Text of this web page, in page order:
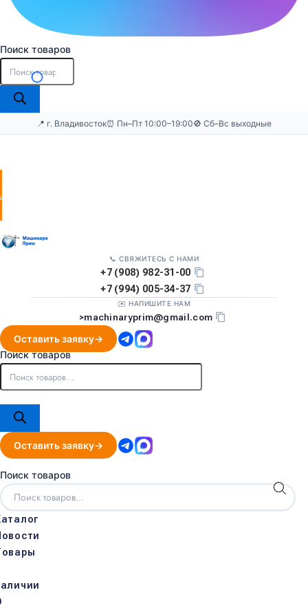
Поиск товаров
📍 г. Владивосток⏰ Пн–Пт 10:00–19:00🚫 Сб–Вс выходные
заявку
📞 СВЯЖИТЕСЬ С НАМИ
+7 (908) 982-31-00
+7 (994) 005-34-37
✉️ НАПИШИТЕ НАМ
>machinaryprim@gmail.com
Оставить заявку
Поиск товаров
Оставить заявку
Поиск товаров